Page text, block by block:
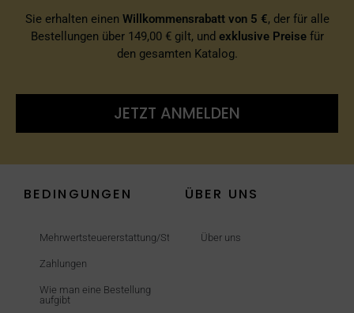
Sie erhalten einen Willkommensrabatt von 5 €, der für alle
Bestellungen über 149,00 € gilt, und exklusive Preisefür
den gesamten Katalog.
JETZT ANMELDEN
BEDINGUNGEN
Mehrwertsteuererstattung/Steuerfrei
Zahlungen
Wie man eine Bestellung
aufgibt
ÜBER UNS
Über uns